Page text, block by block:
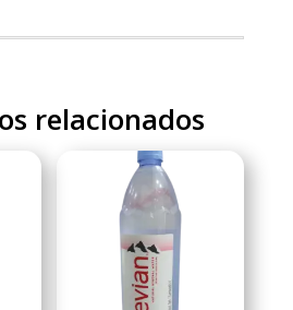
relacionados